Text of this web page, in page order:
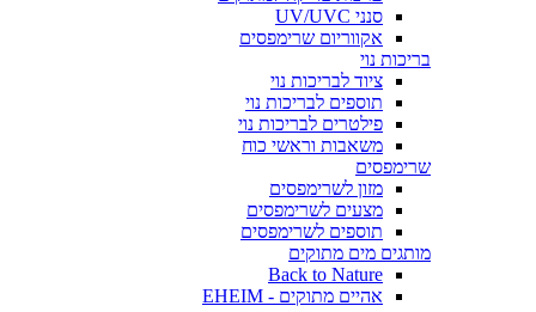
סנני UV/UVC
אקווריום שרימפסים
בריכות נוי
ציוד לבריכות נוי
תוספים לבריכות נוי
פילטרים לבריכות נוי
משאבות וראשי כוח
שרימפסים
מזון לשרימפסים
מצעים לשרימפסים
תוספים לשרימפסים
מותגים מים מתוקים
Back to Nature
אהיים מתוקים - EHEIM